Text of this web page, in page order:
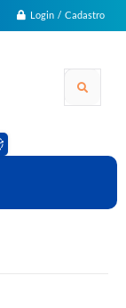
Login / Cadastro